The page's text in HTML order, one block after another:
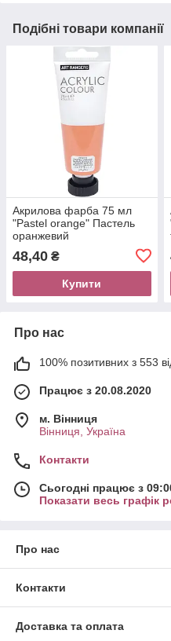
Подібні товари компанії
Акрилова фарба 75 мл
"Pastel orange" Пастель
оранжевий
48,40 ₴
Купити
Про нас
100% позитивних з 553
Працює з 20.08.2020
м. Вінниця
Вінниця, Україна
Контакти
Сьогодні працює з
Показати весь графік
Про нас
Контакти
Доставка та оплата